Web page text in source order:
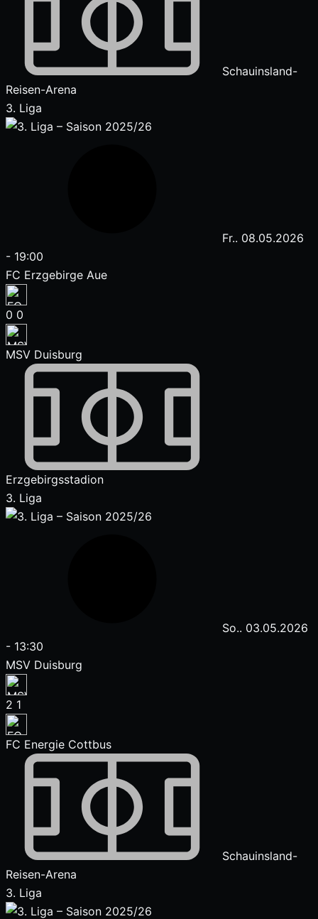
Schauinsland-
Reisen-Arena
3. Liga
Fr.. 08.05.2026
- 19:00
FC Erzgebirge Aue
0 0
MSV Duisburg
Erzgebirgsstadion
3. Liga
So.. 03.05.2026
- 13:30
MSV Duisburg
2 1
FC Energie Cottbus
Schauinsland-
Reisen-Arena
3. Liga